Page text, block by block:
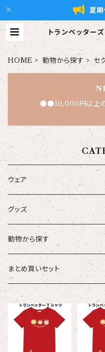
夏
トランペッター
ス【xZBt
HOME 動物から探す セ
●●10,000円以上
ウェア
大人
こども
ベビー
スタイ
カバーオール
Tシャツ（半袖）
【face】
オーバーサイズTシャツ（半袖）
グッズ
タオル・ハンカチ
ポーチ
トートバッグ
おけいこバッグ
ブランケット
動物から探す
ズーラシアンブラス
オカピ
インドライオン
弦うさぎ
メグ
サキソフォックス
まとめ買いセット